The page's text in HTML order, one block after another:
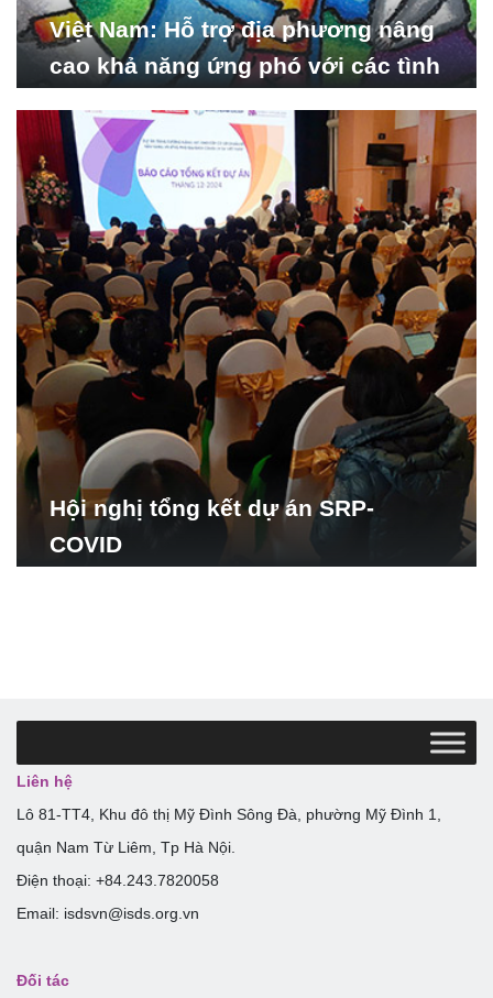
Việt Nam: Hỗ trợ địa phương nâng
cao khả năng ứng phó với các tình
Hội nghị tổng kết dự án SRP-
COVID
Liên hệ
Lô 81-TT4, Khu đô thị Mỹ Đình Sông Đà, phường Mỹ Đình 1,
quận Nam Từ Liêm, Tp Hà Nội.
Điện thoại: +84.243.7820058
Email: isdsvn@isds.org.vn
Đối tác